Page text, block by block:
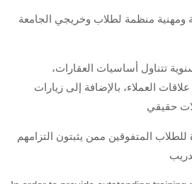
ومهنية منظمة لطلاب وخريجي الجامعة
تتناول أساسيات العقارات،
العملاء، بالإضافة إلى زيارات
المتفوقين ممن يثبتون التزامهم